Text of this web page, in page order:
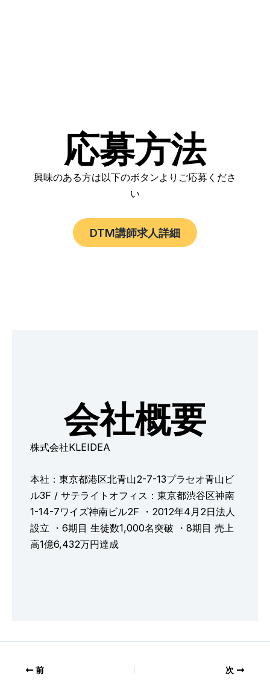
応募方法
興味のある方は以下のボタンよりご応募くださ
い
DTM講師求人詳細
会社概要
株式会社KLEIDEA
本社：東京都港区北青山2-7-13プラセオ青山ビ
ル3F / サテライトオフィス：東京都渋谷区神南
1-14-7ワイズ神南ビル2F ・2012年4月2日法人
設立 ・6期目 生徒数1,000名突破 ・8期目 売上
高1億6,432万円達成
前 次